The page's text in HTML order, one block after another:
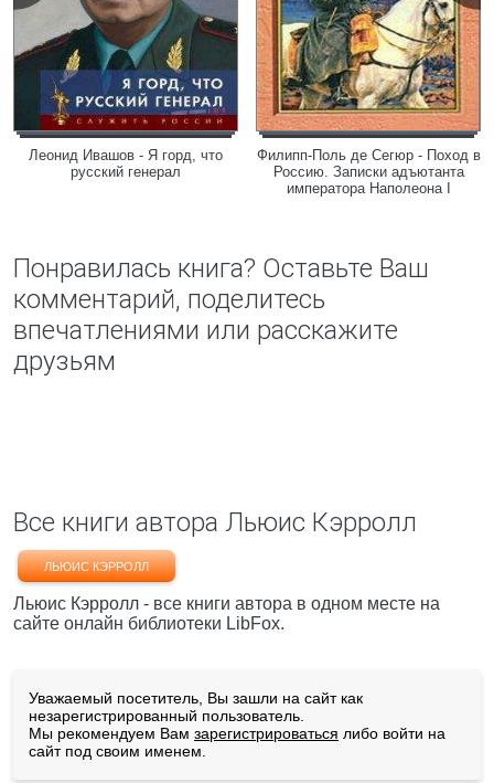
Леонид Ивашов - Я горд, что
русский генерал
Филипп-Поль де Сегюр - Поход в
Россию. Записки адъютанта
императора Наполеона I
Понравилась книга? Оставьте Ваш
комментарий, поделитесь
впечатлениями или расскажите
друзьям
Все книги автора Льюис Кэрролл
ЛЬЮИС КЭРРОЛЛ
Льюис Кэрролл - все книги автора в одном месте на
сайте онлайн библиотеки LibFox.
Уважаемый посетитель, Вы зашли на сайт как
незарегистрированный пользователь.
Мы рекомендуем Вам зарегистрироваться либо войти на
сайт под своим именем.